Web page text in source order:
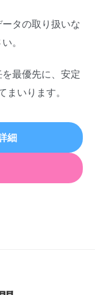
タの取り扱いな
。
最優先に、安定
いります。
細